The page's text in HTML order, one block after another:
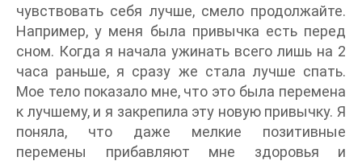
чувствовать себя лучше, смело продолжайте.
Например, у меня была привычка есть перед
сном. Когда я начала ужинать всего лишь на 2
часа раньше, я сразу же стала лучше спать.
Мое тело показало мне, что это была перемена
к лучшему, и я закрепила эту новую привычку. Я
поняла, что даже мелкие позитивные
перемены прибавляют мне здоровья и